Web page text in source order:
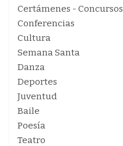
Certámenes - Concursos
Conferencias
Cultura
Semana Santa
Danza
Deportes
Juventud
Baile
Poesía
Teatro